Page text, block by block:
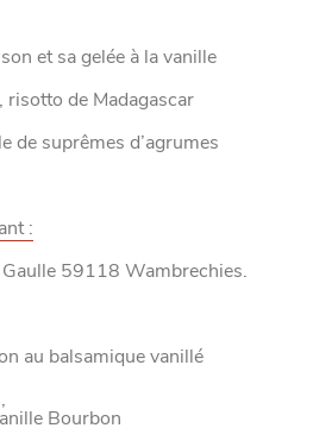
et sa gelée à la vanille
risotto de Madagascar
de suprêmes d’agrumes
:
59118 Wambrechies.
au balsamique vanillé
Bourbon